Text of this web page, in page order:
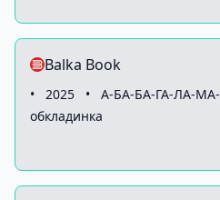
Balka Book
• 2025 • А-БА-БА-ГА-ЛА-
обкладинка